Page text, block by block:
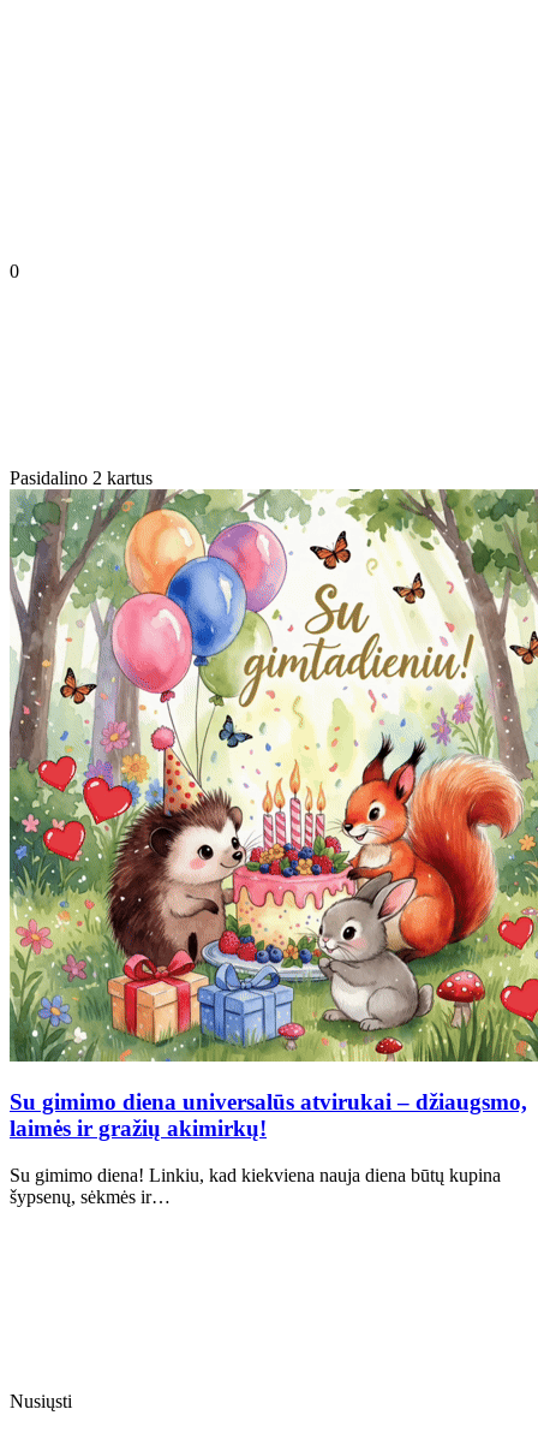
0
Pasidalino 2 kartus
Su gimimo diena universalūs atvirukai – džiaugsmo,
laimės ir gražių akimirkų!
Su gimimo diena! Linkiu, kad kiekviena nauja diena būtų kupina
šypsenų, sėkmės ir…
Nusiųsti